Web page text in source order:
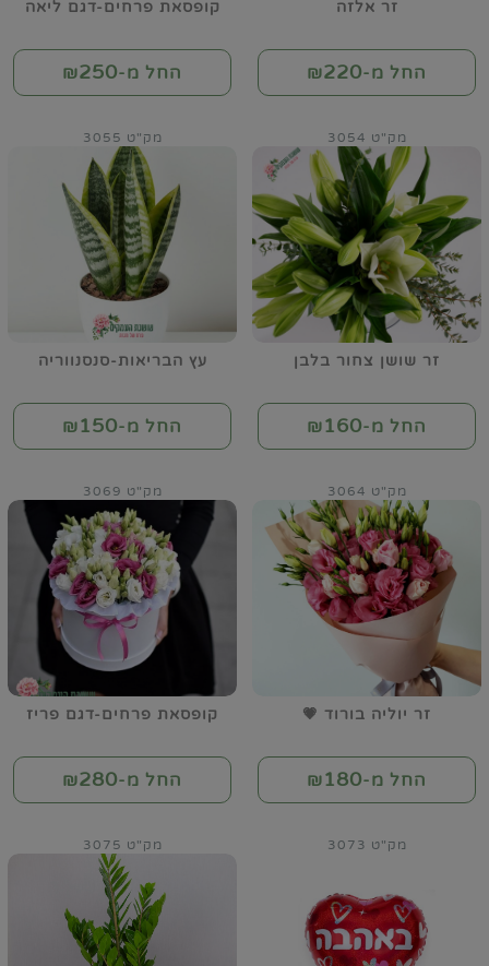
זר אלזה
החל מ-₪220
קופסאת פרחים-דגם ליאה
החל מ-₪250
זר שושן צחור בלבן
מק"ט 3054
החל מ-₪160
עץ הבריאות-סנסנווריה
מק"ט 3055
החל מ-₪150
זר יוליה בורוד 💗
מק"ט 3064
החל מ-₪180
קופסאת פרחים-דגם פריז
מק"ט 3069
החל מ-₪280
מק"ט 3073 מק"ט 3075